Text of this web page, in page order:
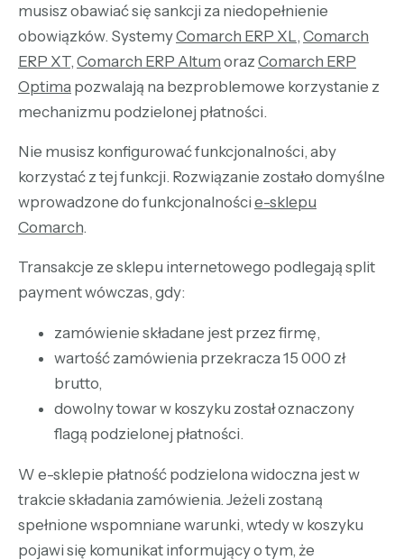
musisz obawiać się sankcji za niedopełnienie
obowiązków. SystemyComarch ERP XL, Comarch
ERP XT, Comarch ERP Altum oraz Comarch ERP
Optima pozwalają na bezproblemowe korzystanie z
mechanizmu podzielonej płatności.
Nie musisz konfigurować funkcjonalności, aby
korzystać z tej funkcji. Rozwiązanie zostało domyślne
wprowadzone do funkcjonalności e-sklepu
Comarch.
Transakcje ze sklepu internetowego podlegają split
payment wówczas, gdy:
zamówienie składane jest przez firmę,
wartość zamówienia przekracza 15 000 zł
brutto,
dowolny towar w koszyku został oznaczony
flagą podzielonej płatności.
W e-sklepie płatność podzielona widoczna jest w
trakcie składania zamówienia. Jeżeli zostaną
spełnione wspomniane warunki, wtedy w koszyku
pojawi się komunikat informujący o tym, że